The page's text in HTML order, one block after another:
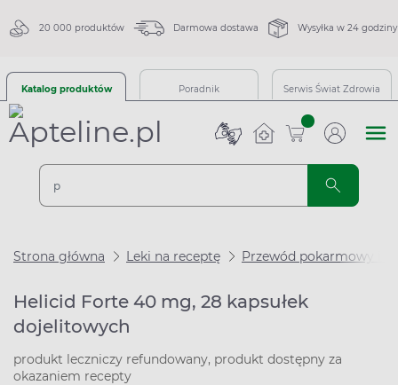
20 000 produktów Darmowa dostawa Wysyłka w 24 godziny
Katalog produktów Poradnik Serwis Świat Zdrowia
sztuk
Strona główna Leki na receptę Przewód pokarmowy i
Helicid Forte 40 mg, 28 kapsułek
dojelitowych
produkt leczniczy refundowany, produkt dostępny za
okazaniem recepty